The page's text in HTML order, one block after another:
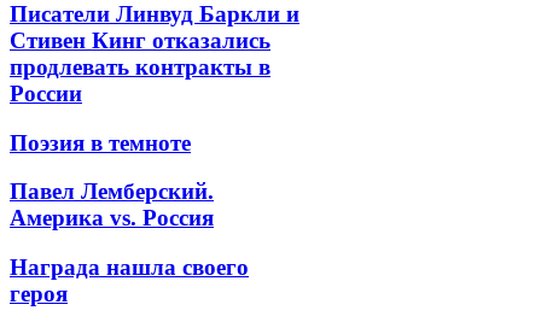
Писатели Линвуд Баркли и
Стивен Кинг отказались
продлевать контракты в
России
Поэзия в темноте
Павел Лемберский.
Америка vs. Россия
Награда нашла своего
героя